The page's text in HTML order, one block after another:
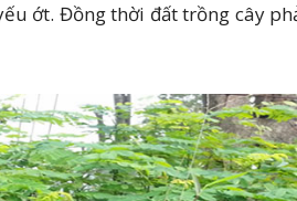
ớt. Đồng thời đất trồng cây